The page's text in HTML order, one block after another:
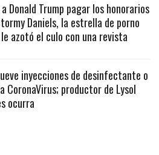
Donald Trump pagar los honorarios
Daniels, la estrella de porno
azotó el culo con una revista
inyecciones de desinfectante o
CoronaVirus; productor de Lysol
ocurra